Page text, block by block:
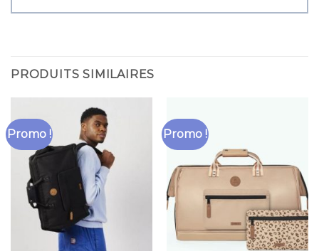
PRODUITS SIMILAIRES
Promo ! Promo !